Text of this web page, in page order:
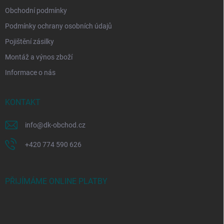
Obchodní podmínky
Podmínky ochrany osobních údajů
Pojištění zásilky
Montáž a výnos zboží
Informace o nás
KONTAKT
info@dk-obchod.cz
+420 774 590 626
PŘIJÍMÁME ONLINE PLATBY